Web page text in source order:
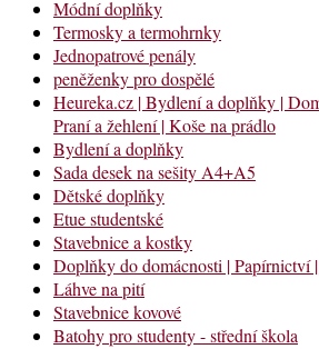
Módní doplňky
Termosky a termohrnky
Jednopatrové penály
peněženky pro dospělé
Heureka.cz | Bydlení a doplňky |
Praní a žehlení | Koše na prádlo
Bydlení a doplňky
Sada desek na sešity A4+A5
Dětské doplňky
Etue studentské
Stavebnice a kostky
Doplňky do domácnosti | Papírnictví
Láhve na pití
Stavebnice kovové
Batohy pro studenty - střední škola